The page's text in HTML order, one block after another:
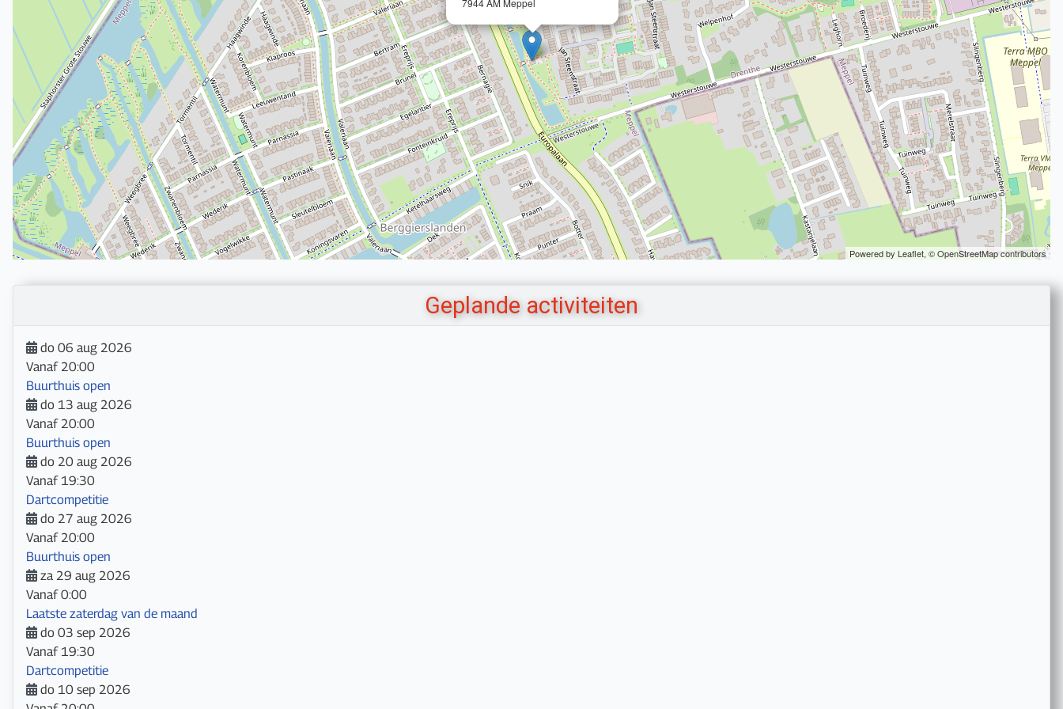
Geplande activiteiten
do 06 aug 2026
Vanaf 20:00
Buurthuis open
do 13 aug 2026
Vanaf 20:00
Buurthuis open
do 20 aug 2026
Vanaf 19:30
Dartcompetitie
do 27 aug 2026
Vanaf 20:00
Buurthuis open
za 29 aug 2026
Vanaf0:00
Laatste zaterdag van de maand
do 03 sep 2026
Vanaf 19:30
Dartcompetitie
do 10 sep 2026
7944 AM Meppel
Powered by Leaflet, © OpenStreetMap contributors